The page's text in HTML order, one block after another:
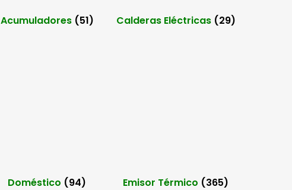
Acumuladores (51) Calderas Eléctricas (29)
Doméstico (94) Emisor Térmico (365)